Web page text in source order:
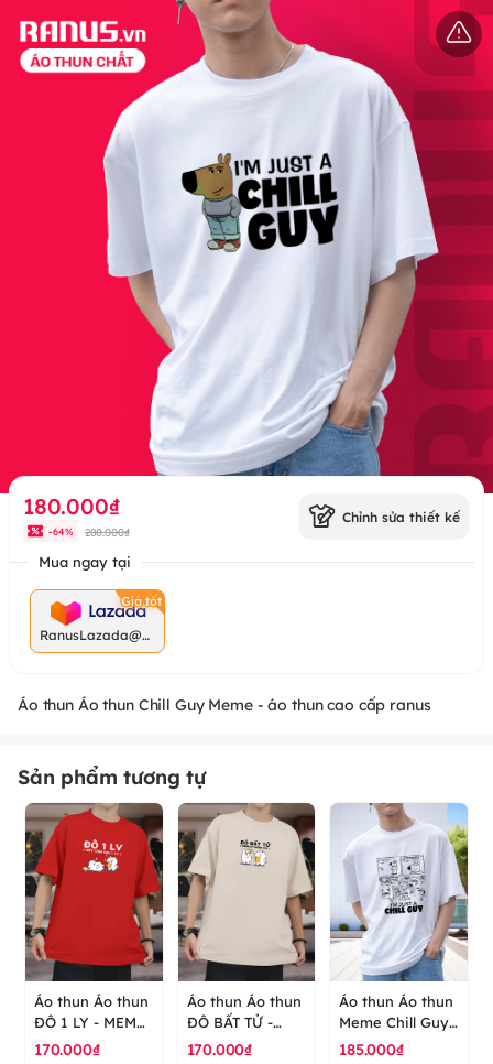
180.000₫
-64% 280.000₫
Chỉnh sửa thiết kế
Mua ngay tại
RanusLazada@g
mail.com
Áo thun Áo thun Chill Guy Meme - áo thun cao cấp ranus
Sản phẩm tương tự
Áo thun Áo thun
ĐÔ 1 LY - MEME
- HÀI HƯỚC - áo
170.000₫
Áo thun Áo thun
ĐÔ BẤT TỬ -
MEME - HÀI
170.000₫
Áo thun Áo thun
Meme Chill Guy
Story - áo thun
185.000₫